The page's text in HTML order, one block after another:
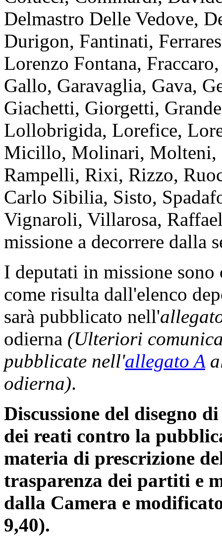
Delmastro Delle Vedove,
Durigon, Fantinati,
Lorenzo Fontana,
Gallo, Garavaglia, Gava,
Giachetti, Giorgetti,
Lollobrigida, Lorefice,
Micillo, Molinari, Molteni,
Rampelli, Rixi, Rizzo,
Carlo Sibilia, Sisto,
Vignaroli, Villarosa,
missione a decorrere dalla
I deputati in missione sono
come risulta dall'elenco
sarà pubblicato nell'
odierna (Ulteriori
pubblicate nell'allegato A
odierna).
Discussione del disegno
dei reati contro la
materia di prescrizione
trasparenza dei partiti e
dalla Camera e
9,40).